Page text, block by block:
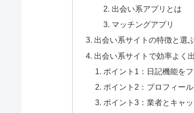
出会い系アプリとは
マッチングアプリ
出会い系サイトの特徴と選
出会い系サイトで効率よく
ポイント1：日記機能を
ポイント2：プロフィー
ポイント3：業者とキャ